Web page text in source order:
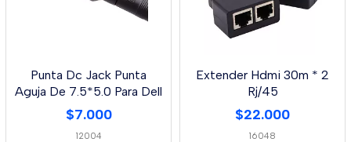
Punta Dc Jack Punta
Aguja De 7.5*5.0 Para Dell
$7.000
12004
Extender Hdmi 30m * 2
Rj/45
$22.000
16048